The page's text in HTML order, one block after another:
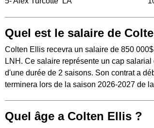
Quel est le salaire de
Colten Ellis recevra un salaire de 850
LNH. Ce salaire représente un cap
d'une durée de 2 saisons. Son contrat a
terminera lors de la saison 2026-2027 de
Quel âge a Colten Ellis ?